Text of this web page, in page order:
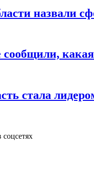
назвали
стала